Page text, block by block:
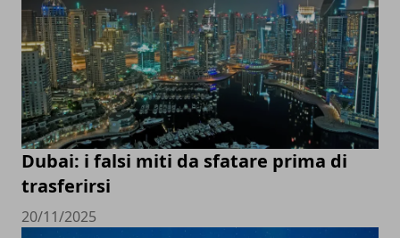
Dubai: i falsi miti da sfatare prima di
trasferirsi
20/11/2025